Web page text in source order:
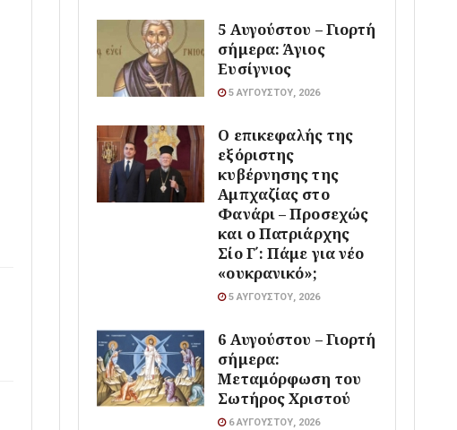
5 Αυγούστου – Γιορτή
σήμερα: Άγιος
Ευσίγνιος
5 ΑΥΓΟΎΣΤΟΥ, 2026
Ο επικεφαλής της
εξόριστης
κυβέρνησης της
Αμπχαζίας στο
Φανάρι – Προσεχώς
και ο Πατριάρχης
Σίο Γ΄: Πάμε για νέο
«ουκρανικό»;
5 ΑΥΓΟΎΣΤΟΥ, 2026
6 Αυγούστου – Γιορτή
σήμερα:
Μεταμόρφωση του
Σωτήρος Χριστού
6 ΑΥΓΟΎΣΤΟΥ, 2026